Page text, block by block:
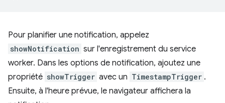
Pour planifier une notification, appelez
showNotification sur l'enregistrement du service
worker. Dans les options de notification, ajoutez une
propriété showTrigger avec un TimestampTrigger .
Ensuite, à l'heure prévue, le navigateur affichera la